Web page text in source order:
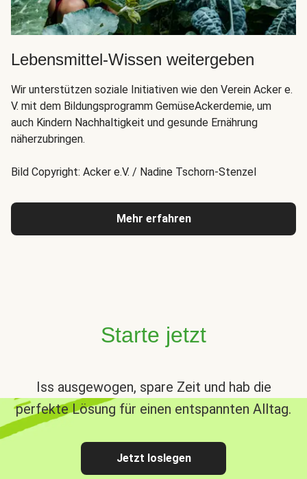
Lebensmittel-Wissen weitergeben
Wir unterstützen soziale Initiativen wie den Verein Acker e.
V. mit dem Bildungsprogramm GemüseAckerdemie, um
auch Kindern Nachhaltigkeit und gesunde Ernährung
näherzubringen.
Bild Copyright: Acker e.V. / Nadine Tschorn-Stenzel
Mehr erfahren
Starte jetzt
Iss ausgewogen, spare Zeit und hab die
perfekte Lösung für einen entspannten Alltag.
Jetzt loslegen